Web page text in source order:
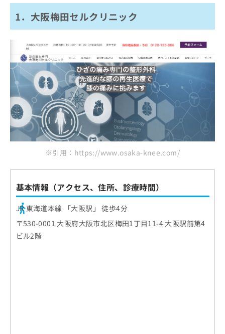
1．大阪梅田セルクリニック
※引用：https://www.osaka-knee.com/
基本情報（アクセス、住所、診療時間）
JR 東海道本線 「大阪駅」 徒歩4分
〒530-0001 大阪府大阪市北区梅田1丁目11-4 大阪駅前第4
ビル2階